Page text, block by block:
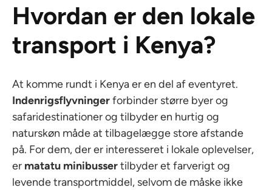
Hvordan er den lokale
transport i Kenya?
At komme rundt i Kenya er en del af eventyret.
Indenrigsflyvningerforbinder større byer og
safaridestinationer og tilbyder en hurtig og
naturskøn måde at tilbagelægge store afstande
på. For dem, der er interesseret i lokale oplevelser,
er matatu minibussertilbyder et farverigt og
levende transportmiddel, selvom de måske ikke